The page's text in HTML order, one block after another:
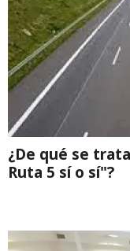
¿De qué se
Ruta 5 sí o sí"?